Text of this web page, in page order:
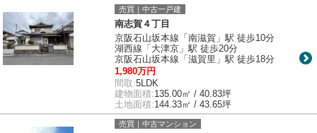
売買｜中古一戸建
南志賀４丁目
京阪石山坂本線「南滋賀」駅 徒歩10分
湖西線「大津京」駅 徒歩20分
京阪石山坂本線「滋賀里」駅 徒歩18分
1,980万円
間取:5LDK
建物面積:135.00㎡ / 40.83坪
土地面積:144.33㎡ / 43.65坪
売買｜中古マンション